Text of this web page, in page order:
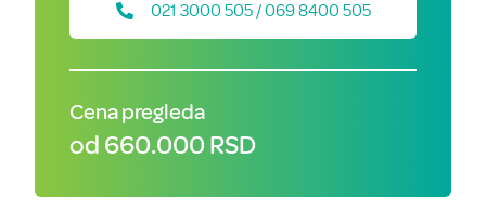
021 3000 505 / 069 8400 505
Cena pregleda
od 660.000 RSD